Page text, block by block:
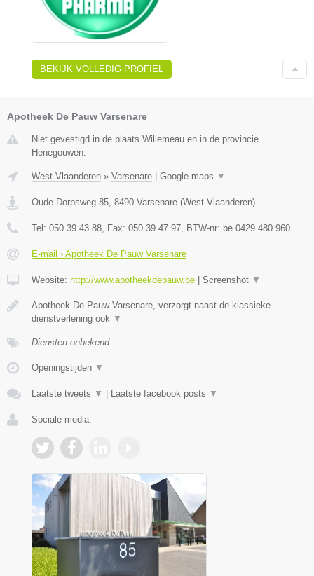
BEKIJK VOLLEDIG PROFIEL
Apotheek De Pauw Varsenare
Niet gevestigd in de plaats Willemeau en in de provincie
Henegouwen.
West-Vlaanderen » Varsenare Google maps ▼
Oude Dorpsweg 85 8490 Varsenare (West-Vlaanderen)
Tel: 050 39 43 88 , Fax: 050 39 47 97 , BTW-nr: be 0429 480 960
E-mail › Apotheek De Pauw Varsenare
Website: http://www.apotheekdepauw.be Screenshot ▼
Apotheek De Pauw Varsenare, verzorgt naast de klassieke
dienstverlening ook ▼
Diensten onbekend
Openingstijden ▼
Laatste tweets ▼ Laatste facebook posts ▼
Sociale media: